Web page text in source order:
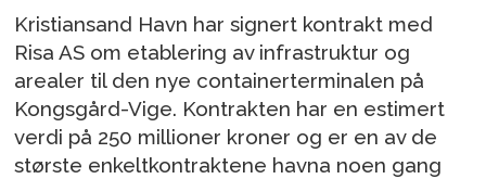
Kristiansand Havn har signert kontrakt med
Risa AS om etablering av infrastruktur og
arealer til den nye containerterminalen på
Kongsgård-Vige. Kontrakten har en estimert
verdi på 250 millioner kroner og er en av de
største enkeltkontraktene havna noen gang